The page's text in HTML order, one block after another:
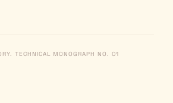
TECHNICAL MONOGRAPH NO. 01